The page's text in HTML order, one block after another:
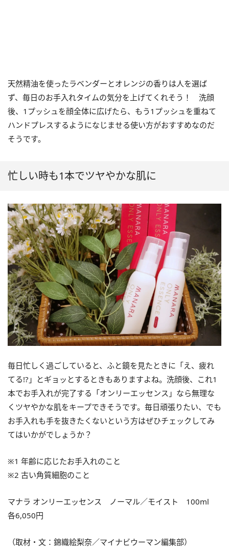
天然精油を使ったラベンダーとオレンジの香りは人を選ば
ず、毎日のお手入れタイムの気分を上げてくれそう！ 洗顔
後、1プッシュを顔全体に広げたら、もう1プッシュを重ねて
ハンドプレスするようになじませる使い方がおすすめなのだ
そうです。
忙しい時も1本でツヤやかな肌に
毎日忙しく過ごしていると、ふと鏡を見たときに「え、疲れ
てる!?」とギョッとするときもありますよね。洗顔後、これ1
本でお手入れが完了する「オンリーエッセンス」なら無理な
くツヤやかな肌をキープできそうです。毎日頑張りたい、でも
お手入れも手を抜きたくないという方はぜひチェックしてみ
てはいかがでしょうか？
※1 年齢に応じたお手入れのこと
※2 古い角質細胞のこと
マナラ オンリーエッセンス ノーマル／モイスト 100ml
各6,050円
（取材・文：錦織絵梨奈／マイナビウーマン編集部）